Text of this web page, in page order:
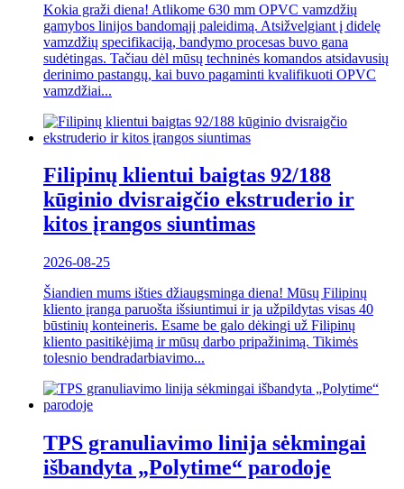
Kokia graži diena! Atlikome 630 mm OPVC vamzdžių
gamybos linijos bandomąjį paleidimą. Atsižvelgiant į didelę
vamzdžių specifikaciją, bandymo procesas buvo gana
sudėtingas. Tačiau dėl mūsų techninės komandos atsidavusių
derinimo pastangų, kai buvo pagaminti kvalifikuoti OPVC
vamzdžiai...
Filipinų klientui baigtas 92/188
kūginio dvisraigčio ekstruderio ir
kitos įrangos siuntimas
2026-08-25
Šiandien mums išties džiaugsminga diena! Mūsų Filipinų
kliento įranga paruošta išsiuntimui ir ja užpildytas visas 40
būstinių konteineris. Esame be galo dėkingi už Filipinų
kliento pasitikėjimą ir mūsų darbo pripažinimą. Tikimės
tolesnio bendradarbiavimo...
TPS granuliavimo linija sėkmingai
išbandyta „Polytime“ parodoje